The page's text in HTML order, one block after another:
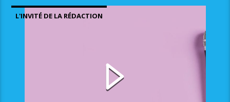
L'INVITÉ DE LA RÉDACTION